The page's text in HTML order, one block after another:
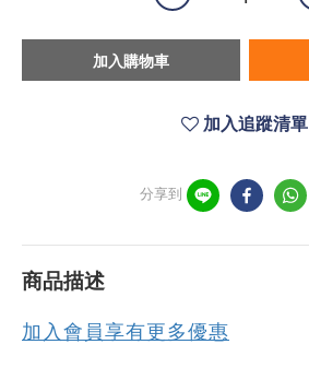
加入購物車
加入追蹤清單
分享到
商品描述
加入會員享有更多優惠